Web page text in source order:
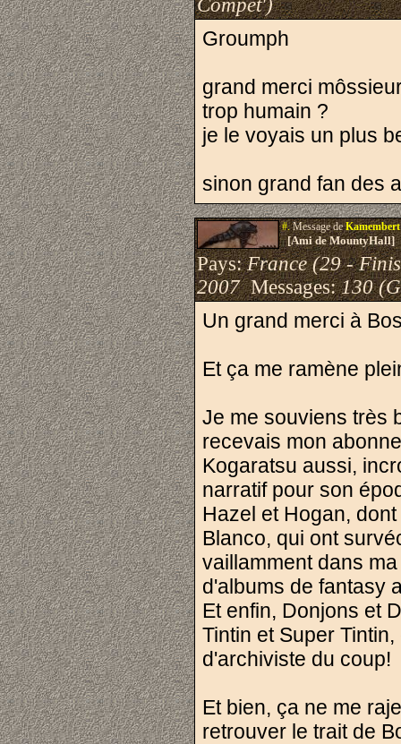
Compèt')
Groumph
grand merci
trop humain ?
je le voyais un plus
sinon grand fan des
#.Message deKamembert
[Ami de MountyHall]
Pays:France (29 -
2007Messages:130
Un grand merci à
Et ça me ramène
Je me souviens très
recevais mon
Kogaratsu aussi,
narratif pour son
Hazel et Hogan,
Blanco, qui ont
vaillamment dans
d'albums de fantasy
Et enfin, Donjons et
Tintin et Super
d'archiviste du coup!
Et bien, ça ne me
retrouver le trait de